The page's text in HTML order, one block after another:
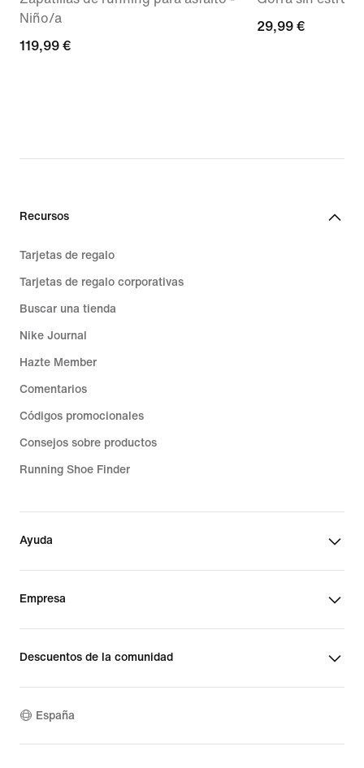
Niño/a
119,99 €
119,99 €
29,99 €
29,99 €
Recursos
Tarjetas de regalo
Tarjetas de regalo corporativas
Buscar una tienda
Nike Journal
Hazte Member
Comentarios
Códigos promocionales
Consejos sobre productos
Running Shoe Finder
Ayuda
Empresa
Descuentos de la comunidad
España